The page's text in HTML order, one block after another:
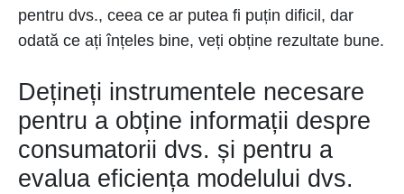
pentru dvs., ceea ce ar putea fi puțin dificil, dar
odată ce ați înțeles bine, veți obține rezultate bune.
Dețineți instrumentele necesare
pentru a obține informații despre
consumatorii dvs. și pentru a
evalua eficiența modelului dvs.